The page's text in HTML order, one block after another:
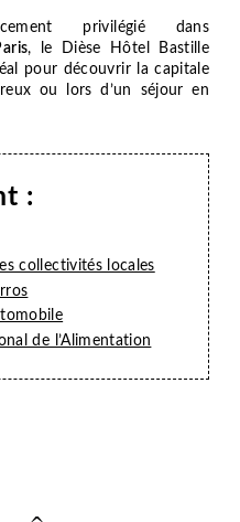
privilégié dans
, le
Dièse Hôtel Bastille
pour découvrir la capitale
ou lors d’un séjour en
:
collectivités locales
de l’Alimentation
ACCÈS